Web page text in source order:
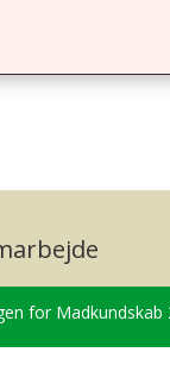
for Madkundskab